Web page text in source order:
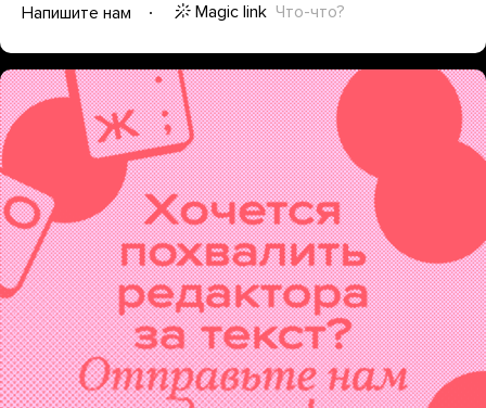
Напишите нам
Magic link Что-что?